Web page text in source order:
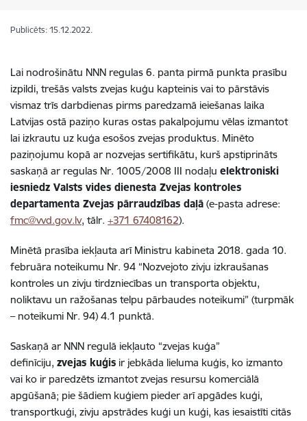
Publicēts: 15.12.2022.
Lai nodrošinātu NNN regulas 6. panta pirmā punkta prasību
izpildi, trešās valsts zvejas kuģu kapteinis vai to pārstāvis
vismaz trīs darbdienas pirms paredzamā ieiešanas laika
Latvijas ostā paziņo kuras ostas pakalpojumu vēlas izmantot
lai izkrautu uz kuģa esošos zvejas produktus. Minēto
paziņojumu kopā ar nozvejas sertifikātu, kurš apstiprināts
saskaņā ar regulas Nr. 1005/2008 III nodaļu elektroniski
iesniedz Valsts vides dienesta Zvejas kontroles
departamenta Zvejas pārraudzības daļā (e-pasta adrese:
fmc@vvd.gov.lv, tālr. +371 67408162).
Minētā prasība iekļauta arī Ministru kabineta 2018. gada 10.
februāra noteikumu Nr. 94 “Nozvejoto zivju izkraušanas
kontroles un zivju tirdzniecības un transporta objektu,
noliktavu un ražošanas telpu pārbaudes noteikumi” (turpmāk
– noteikumi Nr. 94) 4.1 punktā.
Saskaņā ar NNN regulā iekļauto “zvejas kuģa”
definīciju, zvejas kuģis ir jebkāda lieluma kuģis, ko izmanto
vai ko ir paredzēts izmantot zvejas resursu komerciālā
apgūšanā; pie šādiem kuģiem pieder arī apgādes kuģi,
transportkuģi, zivju apstrādes kuģi un kuģi, kas iesaistīti citās